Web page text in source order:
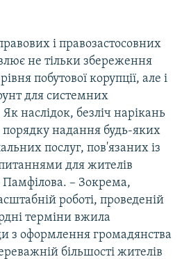
і правозастосовних
не тільки збереження
побутової корупції, але і
для системних
наслідок, безліч нарікань
порядку надання будь-яких
послуг, пов'язаних із
для жителів
– Зокрема,
роботі, проведеній
терміни вжила
з оформлення громадянства
більшості жителів